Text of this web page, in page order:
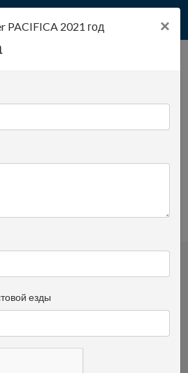
Ordona 2A - biuro C |
×
PACIFICA 2021 год
езды